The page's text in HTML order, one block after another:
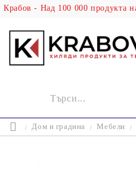
Дом и градина Мебели